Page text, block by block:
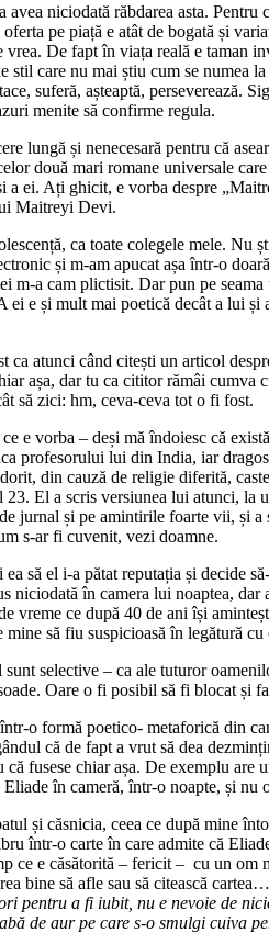
niciodată răbdarea asta. Pentru
pe piață e atât de bogată și
vrea. De fapt în viața reală e taman
care nu mai știu cum se numea la
suferă, așteaptă, perseverează.
menite să confirme regula.
lungă și nenecesară pentru că
două mari romane universale
a ei. Ați ghicit, e vorba despre
Maitreyi Devi.
ca toate colegele mele. Nu
și m-am apucat așa într-o
m-a cam plictisit. Dar pun pe
ei e și mult mai poetică decât a lui și
ca atunci când citești un articol
așa, dar tu ca cititor rămâi cumva
să zici: hm, ceva-ceva tot o fi fost.
e vorba – deși mă îndoiesc că
profesorului lui din India, iar
din cauză de religie diferită,
23. El a scris versiunea lui atunci, la
jurnal și pe amintirile foarte vii, și
s-ar fi cuvenit, vezi doamne.
să el i-a pătat reputația și decide
niciodată în camera lui noaptea, dar
vreme ce după 40 de ani își
să fiu suspicioasă în legătură cu
selective – ca ale tuturor
Oare o fi posibil să fi blocat și
o formă poetico- metaforică din
că de fapt a vrut să dea
fusese chiar așa. De exemplu are
Eliade în cameră, într-o noapte, și
și căsnicia, ceea ce după mine
într-o carte în care admite că
ce e căsătorită – fericit – cu un om
bine să afle sau să citească
pentru a fi iubit, nu e nevoie de
de aur pe care s-o smulgi cuiva